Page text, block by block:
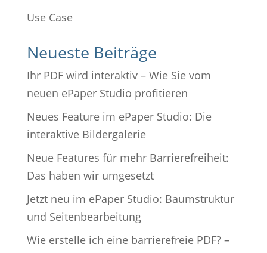
Use Case
Neueste Beiträge
Ihr PDF wird interaktiv – Wie Sie vom
neuen ePaper Studio profitieren
Neues Feature im ePaper Studio: Die
interaktive Bildergalerie
Neue Features für mehr Barrierefreiheit:
Das haben wir umgesetzt
Jetzt neu im ePaper Studio: Baumstruktur
und Seitenbearbeitung
Wie erstelle ich eine barrierefreie PDF? –